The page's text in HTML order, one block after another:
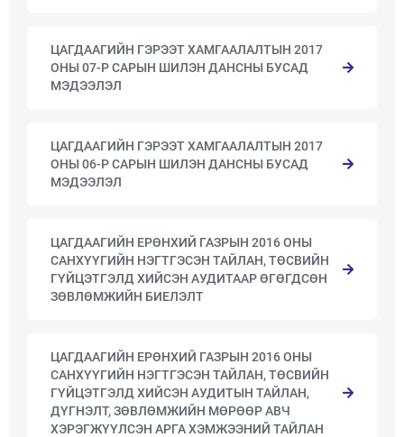
ЦАГДААГИЙН ГЭРЭЭТ ХАМГААЛАЛТЫН 2017
ОНЫ 07-Р САРЫН ШИЛЭН ДАНСНЫ БУСАД
МЭДЭЭЛЭЛ
ЦАГДААГИЙН ГЭРЭЭТ ХАМГААЛАЛТЫН 2017
ОНЫ 06-Р САРЫН ШИЛЭН ДАНСНЫ БУСАД
МЭДЭЭЛЭЛ
ЦАГДААГИЙН ЕРӨНХИЙ ГАЗРЫН 2016 ОНЫ
САНХҮҮГИЙН НЭГТГЭСЭН ТАЙЛАН, ТӨСВИЙН
ГҮЙЦЭТГЭЛД ХИЙСЭН АУДИТААР ӨГӨГДСӨН
ЗӨВЛӨМЖИЙН БИЕЛЭЛТ
ЦАГДААГИЙН ЕРӨНХИЙ ГАЗРЫН 2016 ОНЫ
САНХҮҮГИЙН НЭГТГЭСЭН ТАЙЛАН, ТӨСВИЙН
ГҮЙЦЭТГЭЛД ХИЙСЭН АУДИТЫН ТАЙЛАН,
ДҮГНЭЛТ, ЗӨВЛӨМЖИЙН МӨРӨӨР АВЧ
ХЭРЭГЖҮҮЛСЭН АРГА ХЭМЖЭЭНИЙ ТАЙЛАН